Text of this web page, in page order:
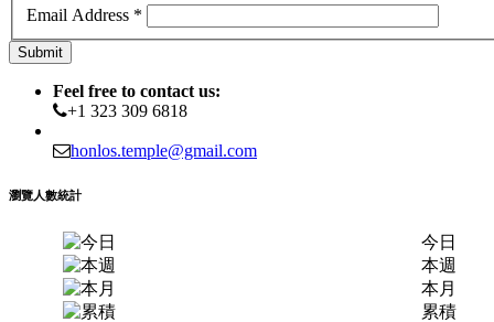
Email Address *
Submit
Feel free to contact us:
+1 323 309 6818
honlos.temple@gmail.com
瀏覽人數統計
今日
本週
本月
累積